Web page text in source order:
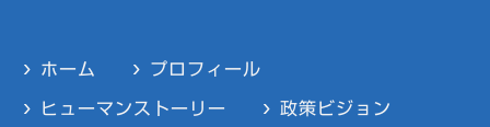
ホーム プロフィール
ヒューマンストーリー 政策ビジョン